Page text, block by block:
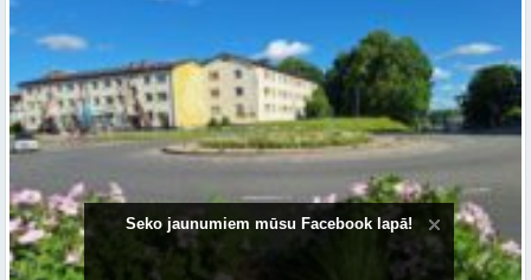
Seko jaunumiem mūsu Facebook lapā!